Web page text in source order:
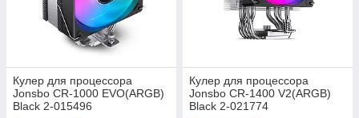
Кулер для процессора
Jonsbo CR-1000 EVO(ARGB)
Black 2-015496
Кулер для процессора
Jonsbo CR-1400 V2(ARGB)
Black 2-021774